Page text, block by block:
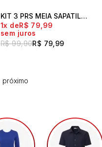
KIT 3 PRS MEIA SAPATILHA CK BRANCO
R$ 99,90R$ 79,99
1x
R$ 79,99
sem juros